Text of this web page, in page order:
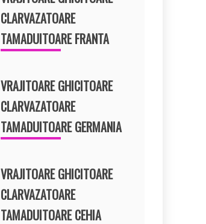
CLARVAZATOARE
TAMADUITOARE FRANTA
VRAJITOARE GHICITOARE
CLARVAZATOARE
TAMADUITOARE GERMANIA
VRAJITOARE GHICITOARE
CLARVAZATOARE
TAMADUITOARE CEHIA